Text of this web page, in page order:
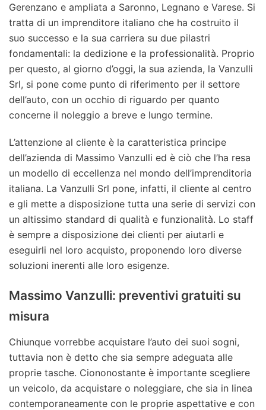
Gerenzano e ampliata a Saronno, Legnano e Varese. Si
tratta di un imprenditore italiano che ha costruito il
suo successo e la sua carriera su due pilastri
fondamentali: la dedizione e la professionalità. Proprio
per questo, al giorno d’oggi, la sua azienda, la Vanzulli
Srl, si pone come punto di riferimento per il settore
dell’auto, con un occhio di riguardo per quanto
concerne il noleggio a breve e lungo termine.
L’attenzione al cliente è la caratteristica principe
dell’azienda di Massimo Vanzulli ed è ciò che l’ha resa
un modello di eccellenza nel mondo dell’imprenditoria
italiana. La Vanzulli Srl pone, infatti, il cliente al centro
e gli mette a disposizione tutta una serie di servizi con
un altissimo standard di qualità e funzionalità. Lo staff
è sempre a disposizione dei clienti per aiutarli e
eseguirli nel loro acquisto, proponendo loro diverse
soluzioni inerenti alle loro esigenze.
Massimo Vanzulli: preventivi gratuiti su
misura
Chiunque vorrebbe acquistare l’auto dei suoi sogni,
tuttavia non è detto che sia sempre adeguata alle
proprie tasche. Ciononostante è importante scegliere
un veicolo, da acquistare o noleggiare, che sia in linea
contemporaneamente con le proprie aspettative e con